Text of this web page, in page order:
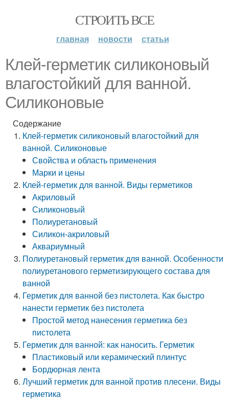
СТРОИТЬ ВСЕ
главная новости статьи
Клей-герметик силиконовый
влагостойкий для ванной.
Силиконовые
Содержание
Клей-герметик силиконовый влагостойкий для
ванной. Силиконовые
Свойства и область применения
Марки и цены
Клей-герметик для ванной. Виды герметиков
Акриловый
Силиконовый
Полиуретановый
Силикон-акриловый
Аквариумный
Полиуретановый герметик для ванной. Особенности
полиуретанового герметизирующего состава для
ванной
Герметик для ванной без пистолета. Как быстро
нанести герметик без пистолета
Простой метод нанесения герметика без
пистолета
Герметик для ванной: как наносить. Герметик
Пластиковый или керамический плинтус
Бордюрная лента
Лучший герметик для ванной против плесени. Виды
герметика